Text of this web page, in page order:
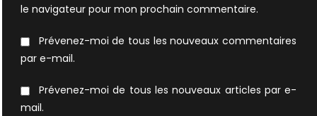
le navigateur pour mon prochain commentaire.
Prévenez-moi de tous les nouveaux commentaires
par e-mail.
Prévenez-moi de tous les nouveaux articles par e-
mail.